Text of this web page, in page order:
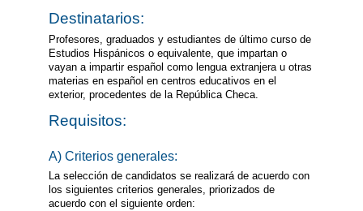
Destinatarios:
Profesores, graduados y estudiantes de último curso de
Estudios Hispánicos o equivalente, que impartan o
vayan a impartir español como lengua extranjera u otras
materias en español en centros educativos en el
exterior, procedentes de la República Checa.
Requisitos:
A) Criterios generales:
La selección de candidatos se realizará de acuerdo con
los siguientes criterios generales, priorizados de
acuerdo con el siguiente orden: